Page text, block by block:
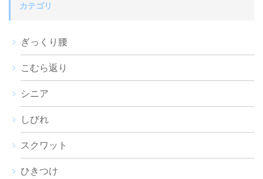
カテゴリ
ぎっくり腰
こむら返り
シニア
しびれ
スクワット
ひきつけ